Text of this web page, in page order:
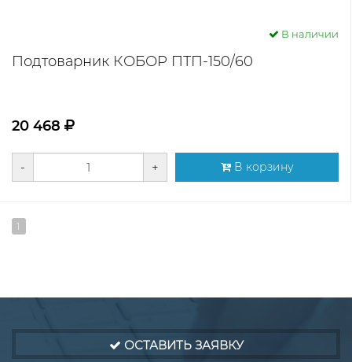
В наличии
Подтоварник КОБОР ПТП-150/60
20 468
- + В корзину
1
ОСТАВИТЬ ЗАЯВКУ